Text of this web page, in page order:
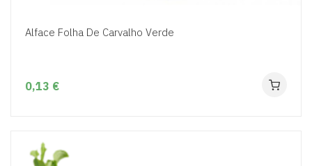
Alface Folha De Carvalho Verde
0,13 €